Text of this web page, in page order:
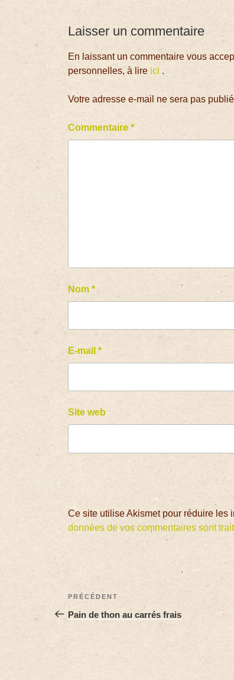
Laisser un commentaire
En laissant un commentaire vous
personnelles, à lire ici .
Votre adresse e-mail ne sera pas
Commentaire*
Nom*
E-mail*
Site web
Ce site utilise Akismet pour réduire les
données de vos commentaires sont
PRÉCÉDENT
Pain de thon au carrés frais